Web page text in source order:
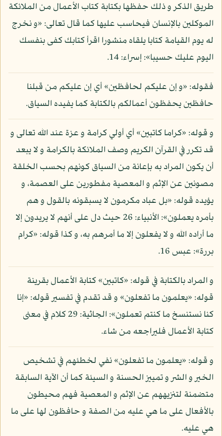
طريق الذكر و ذلك حفظها بكتابة كتاب الأعمال من الملائكة
الموكلين بالإنسان فيحاسب عليها كما قال تعالى: «و نخرج
له يوم القيامة كتابا يلقاه منشورا اقرأ كتابك كفى بنفسك
اليوم عليك حسيبا»: إسراء: 14.
فقوله: «و إن عليكم لحافظين» أي إن عليكم من قبلنا
حافظين يحفظون أعمالكم بالكتابة كما يفيده السياق.
و قوله: «كراما كاتبين» أي أولي كرامة و عزة عند الله تعالى و
قد تكرر في القرآن الكريم وصف الملائكة بالكرامة و لا يبعد
أن يكون المراد به بإعانة من السياق كونهم بحسب الخلقة
مصونين عن الإثم و المعصية مفطورين على العصمة، و
يؤيده قوله: «بل عباد مكرمون لا يسبقونه بالقول و هم
بأمره يعملون»: الأنبياء: 26 حيث دل على أنهم لا يريدون إلا
ما أراده الله و لا يفعلون إلا ما أمرهم به، و كذا قوله: «كرام
بررة»: عبس 16.
و المراد بالكتابة في قوله: «كاتبين» كتابة الأعمال بقرينة
قوله: «يعلمون ما تفعلون» و قد تقدم في تفسير قوله: «إنا
كنا نستنسخ ما كنتم تعملون»: الجاثية: 29 كلام في معنى
كتابة الأعمال فليراجعه من شاء.
و قوله: «يعلمون ما تفعلون» نفي لخطئهم في تشخيص
الخير و الشر و تمييز الحسنة و السيئة كما أن الآية السابقة
متضمنة لتنزيههم عن الإثم و المعصية فهم محيطون
بالأفعال على ما هي عليه من الصفة و حافظون لها على ما
هي عليه.